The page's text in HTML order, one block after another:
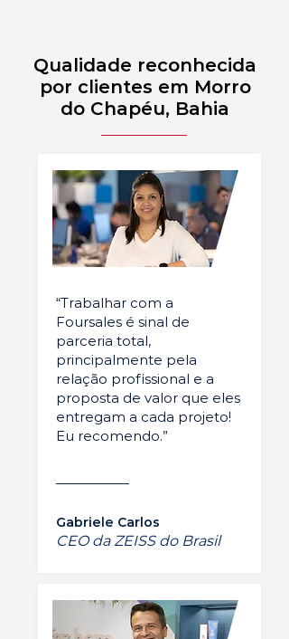
Qualidade reconhecida
por clientes em Morro
do Chapéu, Bahia
“Trabalhar com a
Foursales é sinal de
parceria total,
principalmente pela
relação profissional e a
proposta de valor que eles
entregam a cada projeto!
Eu recomendo.”
Gabriele Carlos
CEO da ZEISS do Brasil